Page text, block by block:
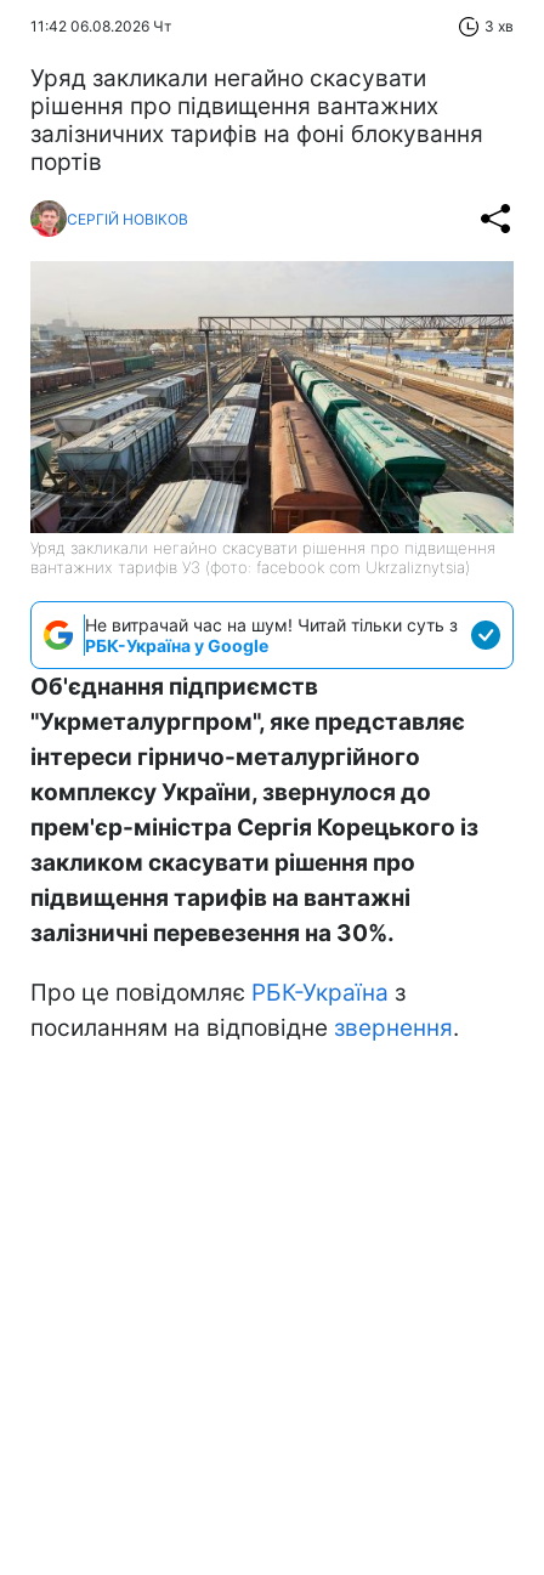
11:42 06.08.2026 Чт 3 хв
Уряд закликали негайно скасувати
рішення про підвищення вантажних
залізничних тарифів на фоні блокування
портів
СЕРГІЙ НОВІКОВ
Уряд закликали негайно скасувати рішення про підвищення
вантажних тарифів УЗ (фото: facebook com Ukrzaliznytsia)
Не витрачай час на шум! Читай тільки суть з
РБК-Україна у Google
Об'єднання підприємств
"Укрметалургпром", яке представляє
інтереси гірничо-металургійного
комплексу України, звернулося до
прем'єр-міністра Сергія Корецького із
закликом скасувати рішення про
підвищення тарифів на вантажні
залізничні перевезення на 30%.
Про це повідомляє РБК-Україна з
посиланням на відповідне звернення.